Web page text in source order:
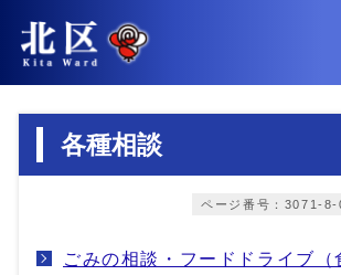
各種相談
ページ番号：3071-
ごみの相談・フードドライブ（